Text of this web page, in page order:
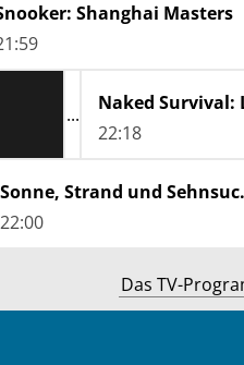
Shanghai Masters
Naked Survival:
22:18
Sonne,
22:00
Das TV-